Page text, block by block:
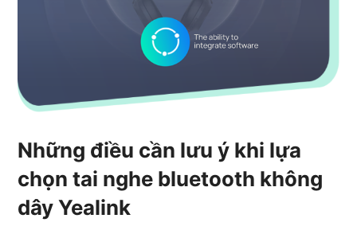
Những điều cần lưu ý khi lựa
chọn tai nghe bluetooth không
dây Yealink